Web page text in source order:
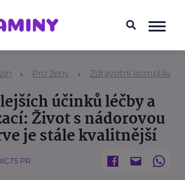
Pro ženy Zdravotní komplikace
účinků léčby a
Život s nádorovou
je stále kvalitnější
PR